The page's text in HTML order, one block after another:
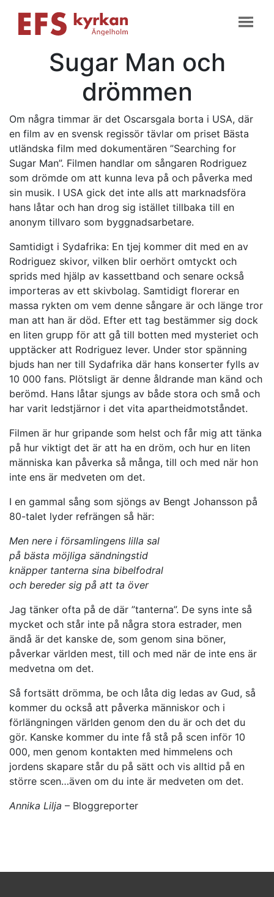
Sugar Man och
drömmen
Om några timmar är det Oscarsgala borta i USA, där
en film av en svensk regissör tävlar om priset Bästa
utländska film med dokumentären ”Searching for
Sugar Man”. Filmen handlar om sångaren Rodriguez
som drömde om att kunna leva på och påverka med
sin musik. I USA gick det inte alls att marknadsföra
hans låtar och han drog sig istället tillbaka till en
anonym tillvaro som byggnadsarbetare.
Samtidigt i Sydafrika: En tjej kommer dit med en av
Rodriguez skivor, vilken blir oerhört omtyckt och
sprids med hjälp av kassettband och senare också
importeras av ett skivbolag. Samtidigt florerar en
massa rykten om vem denne sångare är och länge tror
man att han är död. Efter ett tag bestämmer sig dock
en liten grupp för att gå till botten med mysteriet och
upptäcker att Rodriguez lever. Under stor spänning
bjuds han ner till Sydafrika där hans konserter fylls av
10 000 fans. Plötsligt är denne åldrande man känd och
berömd. Hans låtar sjungs av både stora och små och
har varit ledstjärnor i det vita apartheidmotståndet.
Filmen är hur gripande som helst och får mig att tänka
på hur viktigt det är att ha en dröm, och hur en liten
människa kan påverka så många, till och med när hon
inte ens är medveten om det.
I en gammal sång som sjöngs av Bengt Johansson på
80-talet lyder refrängen så här:
Men nere i församlingens lilla sal
på bästa möjliga sändningstid
knäpper tanterna sina bibelfodral
och bereder sig på att ta över
Jag tänker ofta på de där ”tanterna”. De syns inte så
mycket och står inte på några stora estrader, men
ändå är det kanske de, som genom sina böner,
påverkar världen mest, till och med när de inte ens är
medvetna om det.
Så fortsätt drömma, be och låta dig ledas av Gud, så
kommer du också att påverka människor och i
förlängningen världen genom den du är och det du
gör. Kanske kommer du inte få stå på scen inför 10
000, men genom kontakten med himmelens och
jordens skapare står du på sätt och vis alltid på en
större scen…även om du inte är medveten om det.
Annika Lilja – Bloggreporter